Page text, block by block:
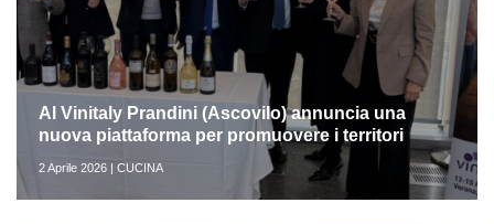
Al Vinitaly Prandini (Ascovilo) annuncia una
nuova piattaforma per promuovere i territori
2 Aprile 2026 | CUCINA